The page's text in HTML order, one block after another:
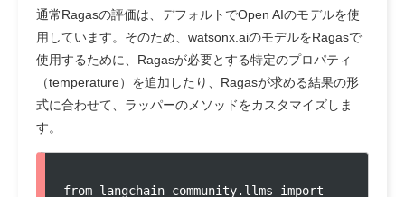
通常Ragasの評価は、デフォルトでOpen AIのモデルを使
用しています。そのため、watsonx.aiのモデルをRagasで
使用するために、Ragasが必要とする特定のプロパティ
（temperature）を追加したり、Ragasが求める結果の形
式に合わせて、ラッパーのメソッドをカスタマイズしま
す。
from langchain_community.llms import